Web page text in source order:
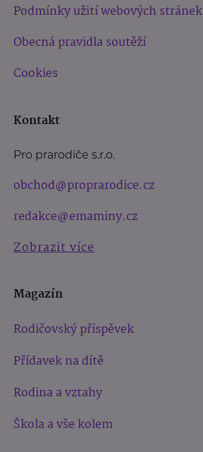
Podmínky užití webových stránek
Obecná pravidla soutěží
Cookies
Kontakt
Pro prarodiče s.r.o.
obchod@proprarodice.cz
redakce@emaminy.cz
Zobrazit více
Magazín
Rodičovský příspěvek
Přídavek na dítě
Rodina a vztahy
Škola a vše kolem